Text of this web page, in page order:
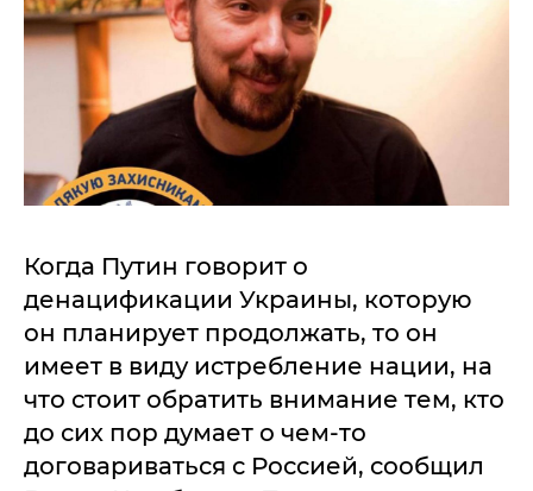
Когда Путин говорит о
денацификации Украины, которую
он планирует продолжать, то он
имеет в виду истребление нации, на
что стоит обратить внимание тем, кто
до сих пор думает о чем-то
договариваться с Россией, сообщил